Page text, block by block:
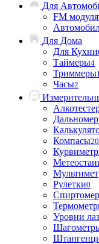
Для
FM
Для Дома
Для Кухни
Таймеры4
Триммеры
Часы2
Компасы20
Рулетки0
Уровни